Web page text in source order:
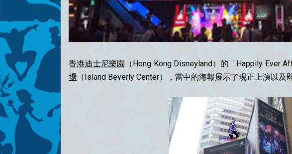
香港迪士尼樂園 （Hong Kong Disneyland）的「Happily Ever
場 （Island Beverly Center），當中的海報展示了現正上演以及